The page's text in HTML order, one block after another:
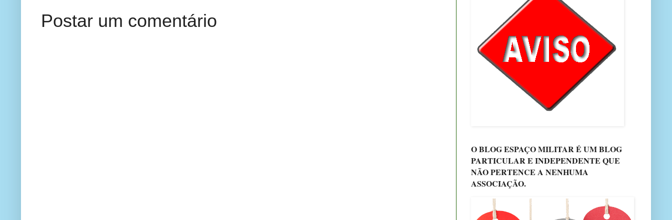
Postar um comentário
O BLOG ESPAÇO MILITAR É UM BLOG
PARTICULAR E INDEPENDENTE QUE
NÃO PERTENCE A NENHUMA
ASSOCIAÇÃO.